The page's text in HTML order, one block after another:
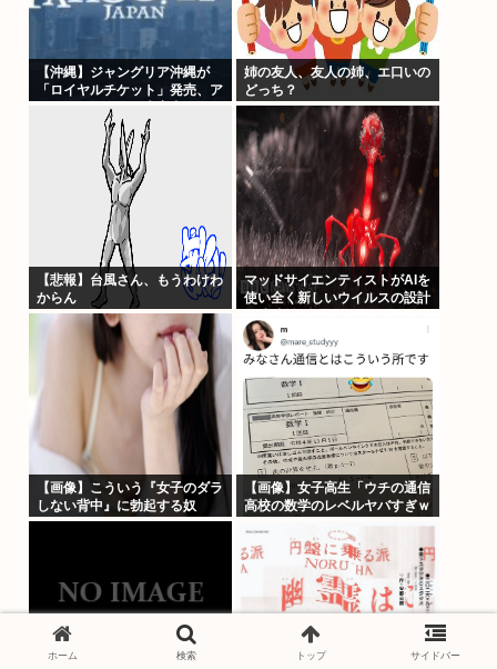
【沖縄】ジャングリア沖縄が
「ロイヤルチケット」発売、ア
トラクションの優先案内などの
特典…大人2万9700円
姉の友人、友人の姉、エ口いの
どっち？
【悲報】台風さん、もうわけわ
からん
マッドサイエンティストがAIを
使い全く新しいウイルスの設計
【画像】こういう『女子のダラ
しない背中』に勃起する奴
www
【画像】女子高生「ウチの通信
高校の数学のレベルヤバすぎｗ
ホーム 検索 トップ サイドバー